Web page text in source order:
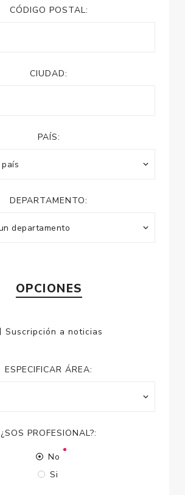
CÓDIGO POSTAL:
CIUDAD:
PAÍS:
DEPARTAMENTO:
OPCIONES
Suscripción a noticias
ESPECIFICAR ÁREA:
¿SOS PROFESIONAL?:
No
Si